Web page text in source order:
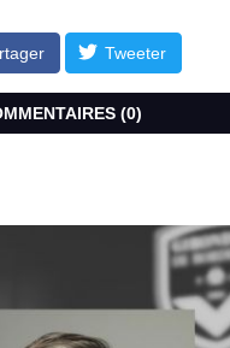
Tweeter
COMMENTAIRES (0)